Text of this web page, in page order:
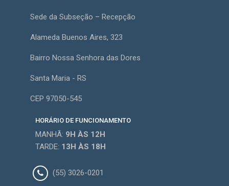
Sede da Subseção – Recepção
Alameda Buenos Aires, 323
Bairro Nossa Senhora das Dores
Santa Maria - RS
CEP 97050-545
HORÁRIO DE FUNCIONAMENTO
MANHÃ: 9H ÀS 12H
TARDE: 13H ÀS 18H
(55) 3026-0201